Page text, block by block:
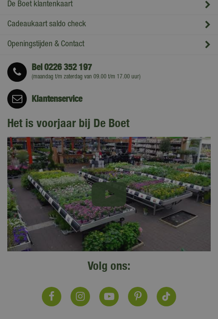
De Boet klantenkaart
Cadeaukaart saldo check
Openingstijden & Contact
Bel0226 352 197
(maandag t/m zaterdag van 09.00 t/m 17.00 uur)
Klantenservice
Het is voorjaar bij De Boet
Volg ons: